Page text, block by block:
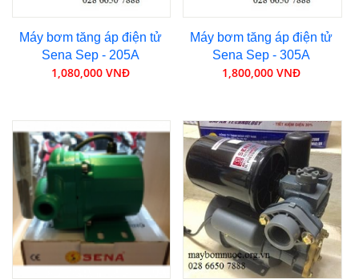
Máy bơm tăng áp điện tử
Sena Sep - 205A
1,080,000 VNĐ
Máy bơm tăng áp điện tử
Sena Sep - 305A
1,800,000 VNĐ